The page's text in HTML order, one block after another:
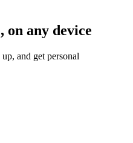
on any device
and get personal